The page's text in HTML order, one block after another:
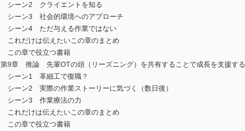
シーン2 クライエントを知る
シーン3 社会的環境へのアプローチ
シーン4 ただ与える作業ではない
これだけは伝えたいこの章のまとめ
この章で役立つ書籍
第9章 推論 先輩OTの頭（リーズニング）を共有することで成長を支援する
シーン1 革細工で復職？
シーン2 実際の作業ストーリーに気づく（数日後）
シーン3 作業療法の力
これだけは伝えたいこの章のまとめ
この章で役立つ書籍